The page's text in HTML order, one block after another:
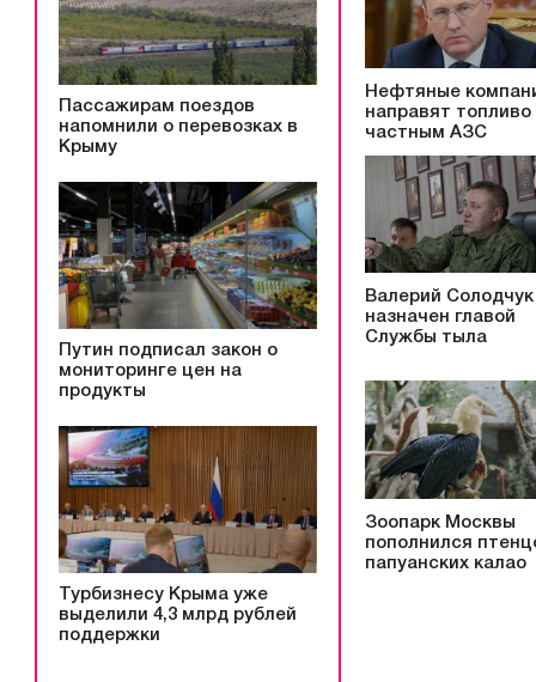
Пассажирам поездов
напомнили о перевозках в
Крыму
Путин подписал закон о
мониторинге цен на
продукты
Турбизнесу Крыма уже
выделили 4,3 млрд рублей
поддержки
Нефтяные
направят топливо
частным АЗС
Валерий Солодчук
назначен главой
Службы тыла
Зоопарк Москвы
пополнился
папуанских калао